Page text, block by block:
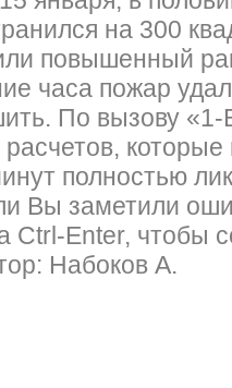
на 300
повышенный
часа пожар
По вызову
которые
полностью
Вы заметили
Ctrl-Enter, чтобы
Набоков А.